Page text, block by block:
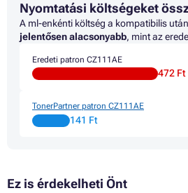
Nyomtatási költségeket
A ml-enkénti költség a kompatibilis
jelentősen alacsonyabb, mint az
Eredeti patron CZ111AE
472 Ft
TonerPartner patron CZ111AE
141 Ft
Ez is érdekelheti Önt